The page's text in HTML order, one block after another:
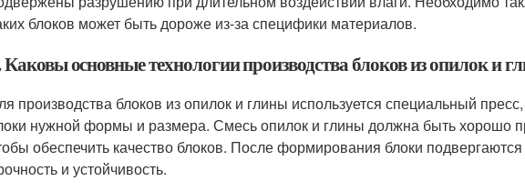
блоков может быть дороже из-за специфики материалов.
Каковы основные технологии производства блоков из опилок и
производства блоков из опилок и глины используется специальный
нужной формы и размера. Смесь опилок и глины должна быть хорошо
обеспечить качество блоков. После формирования блоки
и устойчивость.